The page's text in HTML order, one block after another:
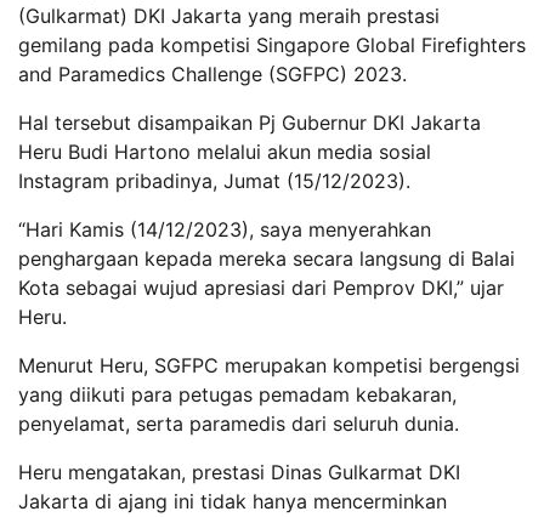
(Gulkarmat) DKI Jakarta yang meraih prestasi
gemilang pada kompetisi Singapore Global Firefighters
and Paramedics Challenge (SGFPC) 2023.
Hal tersebut disampaikan Pj Gubernur DKI Jakarta
Heru Budi Hartono melalui akun media sosial
Instagram pribadinya, Jumat (15/12/2023).
“Hari Kamis (14/12/2023), saya menyerahkan
penghargaan kepada mereka secara langsung di Balai
Kota sebagai wujud apresiasi dari Pemprov DKI,” ujar
Heru.
Menurut Heru, SGFPC merupakan kompetisi bergengsi
yang diikuti para petugas pemadam kebakaran,
penyelamat, serta paramedis dari seluruh dunia.
Heru mengatakan, prestasi Dinas Gulkarmat DKI
Jakarta di ajang ini tidak hanya mencerminkan